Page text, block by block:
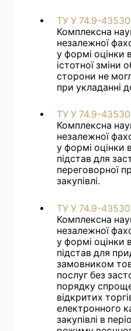
ТУ У 74.9-
Комплексна
незалежної
у формі оцінки
істотної зміни
сторони не
при укладанні
ТУ У 74.9-
Комплексна
незалежної
у формі оцінки
підстав для
переговорної
закупівлі.
ТУ У 74.9-
Комплексна
незалежної
у формі оцінки
підстав для
замовником
послуг без
порядку
відкритих
електронного
закупівлі в